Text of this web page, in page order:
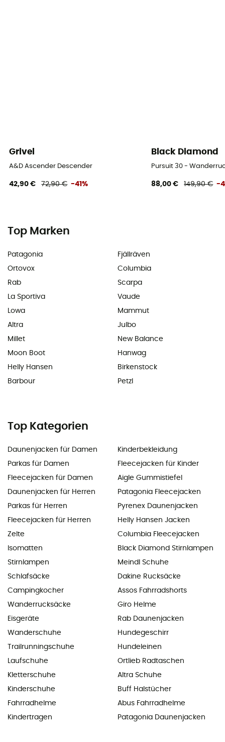
Grivel
A&D Ascender Descender
42,90 € 72,90 € -41%
Black Diamond
Pursuit 30 -
88,00 € 149,90 € -
Top Marken
Patagonia
Ortovox
Rab
La Sportiva
Lowa
Altra
Millet
Moon Boot
Helly Hansen
Barbour
Fjällräven
Columbia
Scarpa
Vaude
Mammut
Julbo
New Balance
Hanwag
Birkenstock
Petzl
Top Kategorien
Daunenjacken für Damen
Parkas für Damen
Fleecejacken für Damen
Daunenjacken für Herren
Parkas für Herren
Fleecejacken für Herren
Zelte
Isomatten
Stirnlampen
Schlafsäcke
Campingkocher
Wanderrucksäcke
Eisgeräte
Wanderschuhe
Trailrunningschuhe
Laufschuhe
Kletterschuhe
Kinderschuhe
Fahrradhelme
Kindertragen
Kinderbekleidung
Fleecejacken für Kinder
Aigle Gummistiefel
Patagonia Fleecejacken
Pyrenex Daunenjacken
Helly Hansen Jacken
Columbia Fleecejacken
Black Diamond Stirnlampen
Meindl Schuhe
Dakine Rucksäcke
Assos Fahrradshorts
Giro Helme
Rab Daunenjacken
Hundegeschirr
Hundeleinen
Ortlieb Radtaschen
Altra Schuhe
Buff Halstücher
Abus Fahrradhelme
Patagonia Daunenjacken